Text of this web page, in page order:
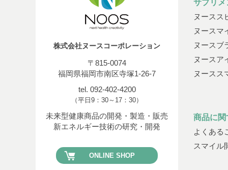
株式会社ヌースコーポレーション
〒815-0074
福岡県福岡市南区寺塚1-26-7
tel. 092-402-4200
（平日9：30～17：30）
未来型健康商品の開発・製造・販売
新エネルギー技術の研究・開発
ONLINE SHOP
サプリメ
ヌースス
ヌースマ
ヌースブ
ヌースア
ヌースス
商品に関
よくある
スマイル